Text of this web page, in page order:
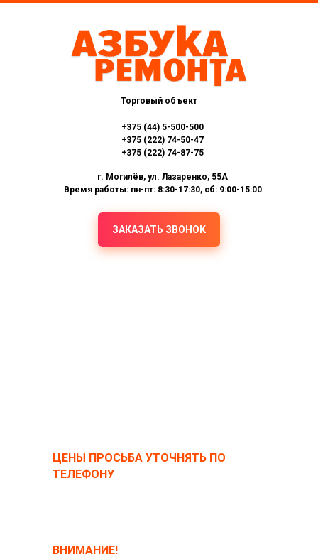
Торговый объект
+375 (44) 5-500-500
+375 (222) 74-50-47
+375 (222) 74-87-75
г. Могилёв, ул. Лазаренко, 55А
Время работы: пн-пт: 8:30-17:30, сб: 9:00-15:00
ЗАКАЗАТЬ ЗВОНОК
ЦЕНЫ ПРОСЬБА УТОЧНЯТЬ ПО
ТЕЛЕФОНУ
ВНИМАНИЕ!